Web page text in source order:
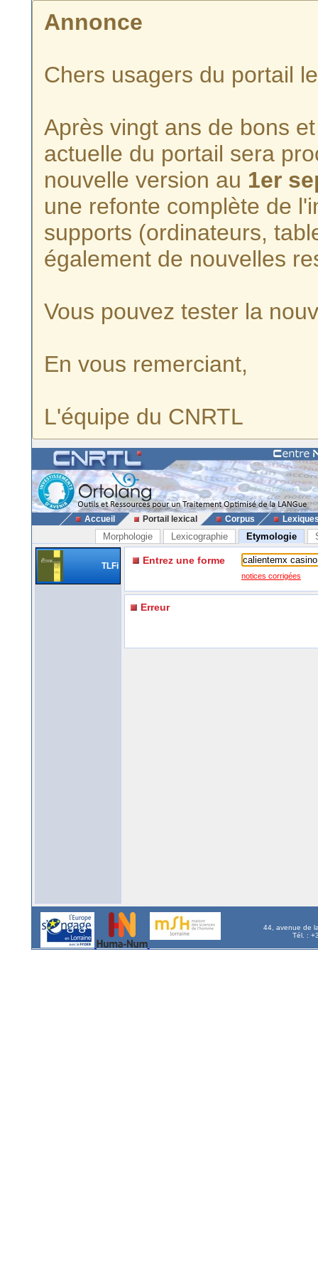
Annonce
Chers usagers du portail
Après vingt ans de bons
actuelle du portail sera
nouvelle version au 1er
une refonte complète de
supports (ordinateurs,
également de nouvelles
Vous pouvez tester la
En vous remerciant,
L'équipe du CNRTL
Accueil Portail lexical Corpus
Morphologie Lexicographie Etymologie
TLFi Entrez une forme
notices corrigées
Erreur
44, avenue de
Tél. :